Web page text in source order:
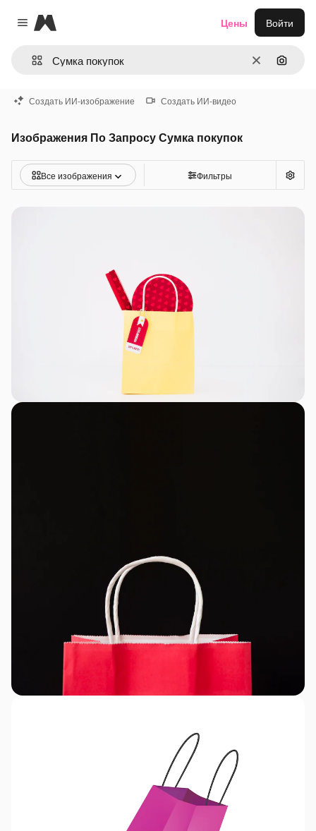
Close menu
Magnific
ОчиститьПоиск
Цены Войти
Создать ИИ-изображение Создать ИИ-видео
Изображения По Запросу Сумка покупок
Все изображения Фильтры